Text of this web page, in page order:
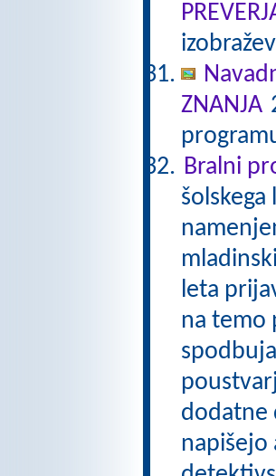
ZNANJA
Bralni
leta
na temo
dodatne
napišejo